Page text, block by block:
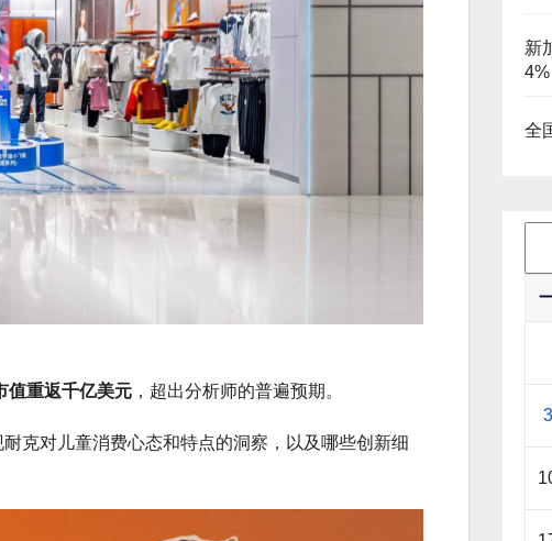
值重返千亿美元 ，超出分析师的普遍预期。
克对儿童消费心态和特点的洞察，以及哪些创新细
新
4%
全
3